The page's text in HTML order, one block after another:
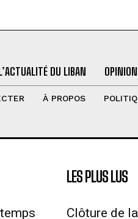
DU LIBAN OPINION
À PROPOS
LES PLUS LUS
Clôture de